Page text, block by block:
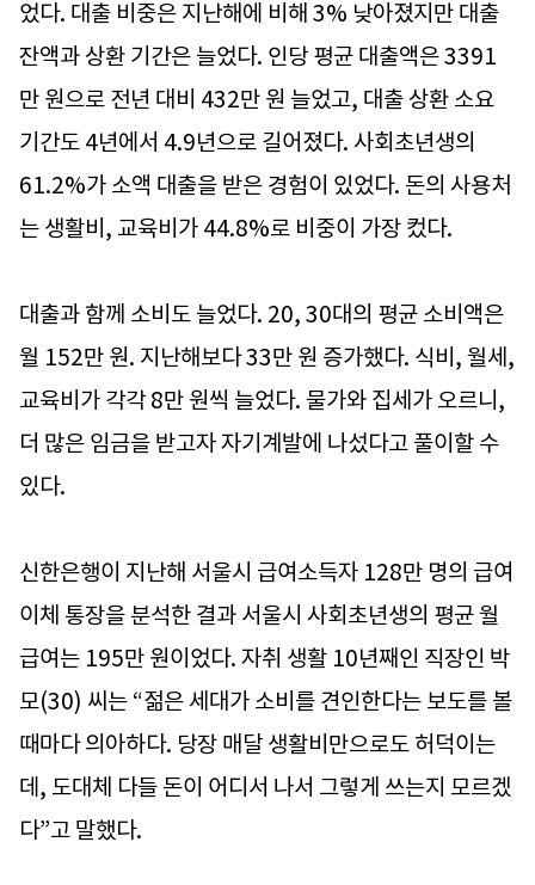
었다. 대출 비중은 지난해에 비해 3% 낮아졌지만 대출
잔액과 상환 기간은 늘었다. 인당 평균 대출액은 3391
만 원으로 전년 대비 432만 원 늘었고, 대출 상환 소요
기간도 4년에서 4.9년으로 길어졌다. 사회초년생의
61.2%가 소액 대출을 받은 경험이 있었다. 돈의 사용처
는 생활비, 교육비가 44.8%로 비중이 가장 컸다.
대출과 함께 소비도 늘었다. 20, 30대의 평균 소비액은
월 152만 원. 지난해보다 33만 원 증가했다. 식비, 월세,
교육비가 각각 8만 원씩 늘었다. 물가와 집세가 오르니,
더 많은 임금을 받고자 자기계발에 나섰다고 풀이할 수
있다.
신한은행이 지난해 서울시 급여소득자 128만 명의 급여
이체 통장을 분석한 결과 서울시 사회초년생의 평균 월
급여는 195만 원이었다. 자취 생활 10년째인 직장인 박
모(30) 씨는 “젊은 세대가 소비를 견인한다는 보도를 볼
때마다 의아하다. 당장 매달 생활비만으로도 허덕이는
데, 도대체 다들 돈이 어디서 나서 그렇게 쓰는지 모르겠
다”고 말했다.